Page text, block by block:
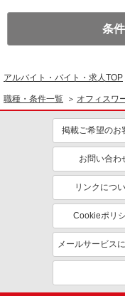
条
アルバイト・バイト・求人TOP
職種・条件一覧 オフィスワ
掲載ご希望のお
お問い合わ
リンクにつ
Cookieポリ
メールサービス